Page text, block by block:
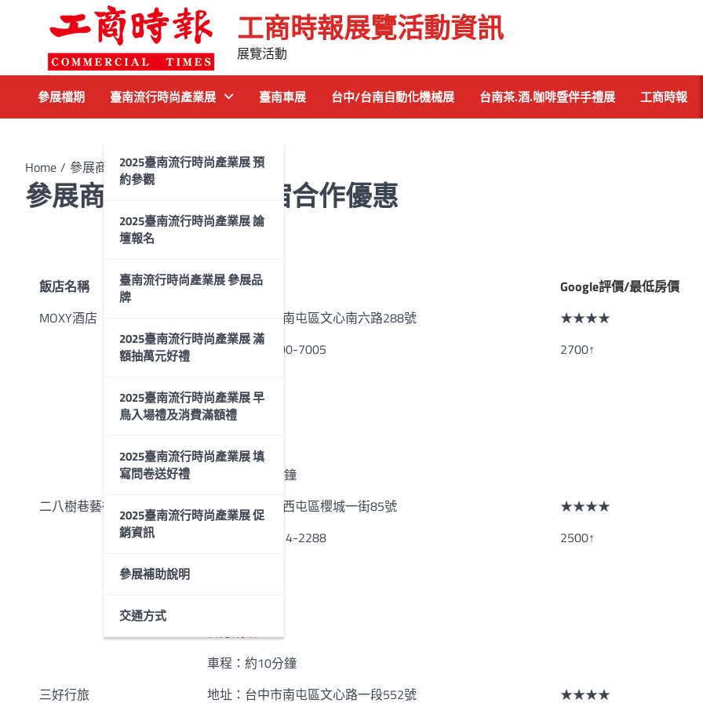
工商時報展覽活動資訊
展覽活動
參展檔期 臺南流行時尚產業展
2025臺南流行時尚產業展 預
約參觀
2025臺南流行時尚產業展 論
壇報名
臺南流行時尚產業展 參展品
牌
2025臺南流行時尚產業展 滿
額抽萬元好禮
2025臺南流行時尚產業展 早
鳥入場禮及消費滿額禮
2025臺南流行時尚產業展 填
寫問卷送好禮
2025臺南流行時尚產業展 促
銷資訊
參展補助說明
交通方式
臺南車展 台中/台南自動化機械展 台南茶.酒.咖啡暨伴手禮展 工商時報
Home 參展商：台中地區住宿合作優惠
參展商：台中地區住宿合作優惠
飯店名稱
相關資訊
Google評價/最低房價
MOXY酒店
地址：台中市南屯區文心南六路288號
★★★★
電話：04-3600-7005
2700↑
停車場：否
車程：約25分鐘
二八樹巷藝術文旅
地址：台中市西屯區櫻城一街85號
★★★★
電話：04-2314-2288
2500↑
車程：約10分鐘
三好行旅
地址：台中市南屯區文心路一段552號 ★★★★